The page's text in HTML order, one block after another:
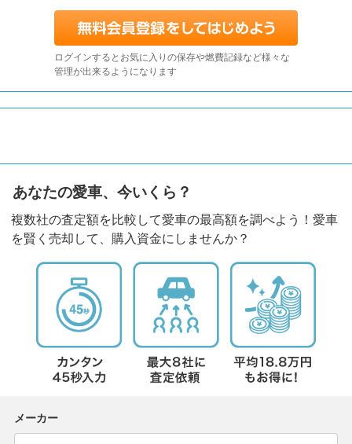
ログインするとお気に入りの保存や燃費記録など様々な
管理が出来るようになります
あなたの愛車、今いくら？
複数社の査定額を比較して愛車の最高額を調べよう！愛車
を賢く売却して、購入資金にしませんか？
メーカー